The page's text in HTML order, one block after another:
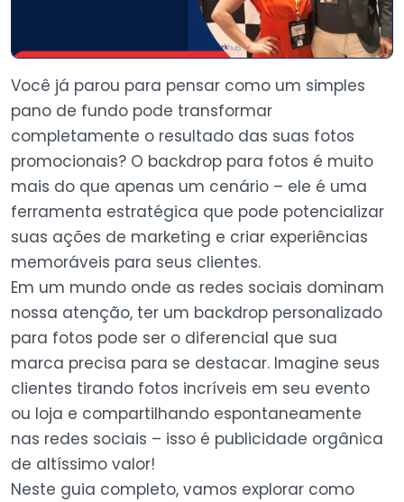
Você já parou para pensar como um simples
pano de fundo pode transformar
completamente o resultado das suas fotos
promocionais? O backdrop para fotos é muito
mais do que apenas um cenário – ele é uma
ferramenta estratégica que pode potencializar
suas ações de marketing e criar experiências
memoráveis para seus clientes.
Em um mundo onde as redes sociais dominam
nossa atenção, ter um backdrop personalizado
para fotos pode ser o diferencial que sua
marca precisa para se destacar. Imagine seus
clientes tirando fotos incríveis em seu evento
ou loja e compartilhando espontaneamente
nas redes sociais – isso é publicidade orgânica
de altíssimo valor!
Neste guia completo, vamos explorar como